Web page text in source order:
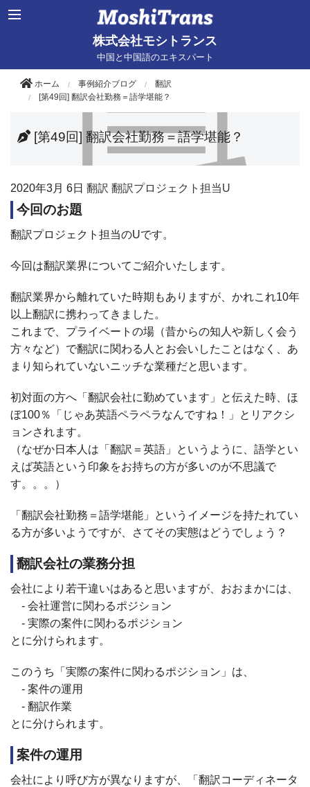
株式会社モシトランス
中国と中国語のエキスパート
ホーム 事例紹介ブログ
翻訳
[第49回] 翻訳会社勤務＝語学堪能？
[第49回] 翻訳会社勤務＝語学堪能？
2020年3月 6日 翻訳 翻訳プロジェクト担当U
今回のお題
翻訳プロジェクト担当のUです。
今回は翻訳業界についてご紹介いたします。
翻訳業界から離れていた時期もありますが、かれこれ10年
以上翻訳に携わってきました。
これまで、プライベートの場（昔からの知人や新しく会う
方々など）で翻訳に関わる人とお会いしたことはなく、あ
まり知られていないニッチな業種だと思います。
初対面の方へ「翻訳会社に勤めています」と伝えた時、ほ
ぼ100％「じゃあ英語ペラペラなんですね！」とリアクシ
ョンされます。
（なぜか日本人は「翻訳＝英語」というように、語学とい
えば英語という印象をお持ちの方が多いのが不思議で
す。。。）
「翻訳会社勤務＝語学堪能」というイメージを持たれてい
る方が多いようですが、さてその実態はどうでしょう？
翻訳会社の業務分担
会社により若干違いはあると思いますが、おおまかには、
- 会社運営に関わるポジション
- 実際の案件に関わるポジション
とに分けられます。
このうち「実際の案件に関わるポジション」は、
- 案件の運用
- 翻訳作業
とに分けられます。
案件の運用
会社により呼び方が異なりますが、「翻訳コーディネータ